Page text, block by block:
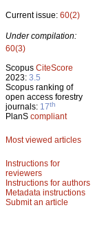
Current issue: 60(2)
Under compilation:
60(3)
Scopus CiteScore
2023: 3.5
Scopus ranking of
open access forestry
journals: 17th
PlanS compliant
Most viewed articles
Instructions for
reviewers
Instructions for authors
Metadata instructions
Submit an article